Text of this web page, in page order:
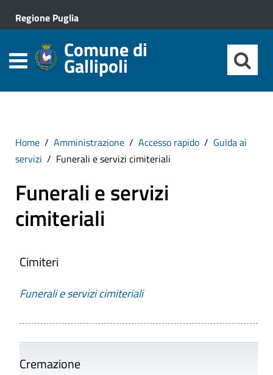
Regione Puglia
Comune di
Gallipoli
Home Amministrazione Accesso rapido
Guida ai
servizi
Funerali e servizi cimiteriali
Funerali e servizi
cimiteriali
Cimiteri
Funerali e servizi cimiteriali
Cremazione